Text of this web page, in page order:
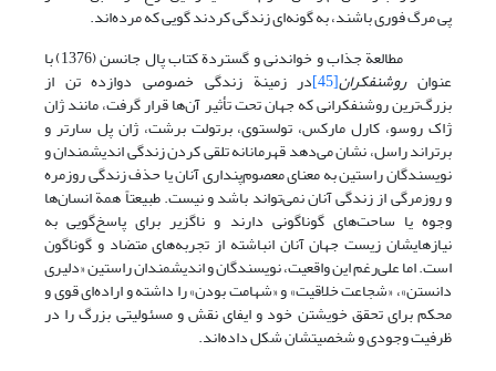
پی مرگ فوری باشند، به گونه‌ای زندگی کردند گویی که مرده‌اند.
مطالعة جذاب و خواندنی و گستردة کتاب پال جانسن (1376) با
عنوانروشنفکران[45] در زمینة زندگی خصوصی دوازده تن از
بزرگ‌ترین روشنفکرانی که جهان تحت تأثیر آن‌ها قرار گرفت، مانند ژان
ژاک روسو، کارل مارکس، تولستوی، برتولت برشت، ژان پل سارتر و
برتراند راسل، نشان می‌دهد قهرمانانه تلقی کردن زندگی اندیشمندان و
نویسندگان راستین به معنای معصوم‌پنداری آنان یا حذف زندگی روزمره
و روزمر‌گی از زندگی آنان نمی‌تواند باشد و نیست. طبیعتاً همة انسان‌ها
وجوه یا ساحت‌های گوناگونی دارند و ناگزیر برای پاسخ‌گویی به
نیازهایشان زیست جهان آنان انباشته از تجربه‌های متضاد و گوناگون
است. اما علی‌رغم این واقعیت، نویسندگان و اندیشمندان راستین «دلیری
دانستن»، «شجاعت خلاقیت» و «شهامت بودن» را داشته و اراده‌ای قوی و
محکم برای تحقق خویشتن خود و ایفای نقش و مسئولیتی بزرگ را در
ظرفیت وجودی و شخصیتشان شکل داده‌اند.